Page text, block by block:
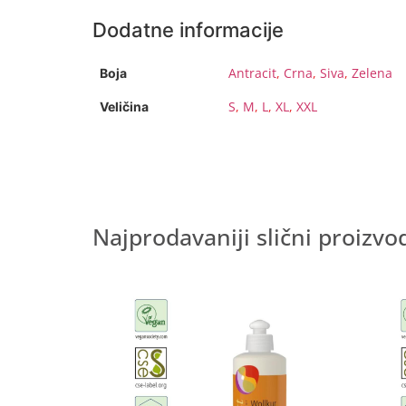
Dodatne informacije
Boja Antracit, Crna, Siva, Zelena
Veličina S, M, L, XL, XXL
Najprodavaniji slični